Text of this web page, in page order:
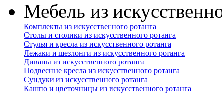
Мебель из
Комплекты из искусственного ротанга
Столы и столики из искусственного ротанга
Стулья и кресла из искусственного ротанга
Лежаки и шезлонги из искусственного ротанга
Диваны из искусственного ротанга
Подвесные кресла из искусственного ротанга
Сундуки из искусственного ротанга
Кашпо и цветочницы из искусственного ротанга